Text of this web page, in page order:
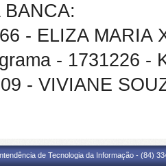
BANCA:
- ELIZA MARIA
- 1731226 -
- VIVIANE
de Tecnologia da Informação - (84)